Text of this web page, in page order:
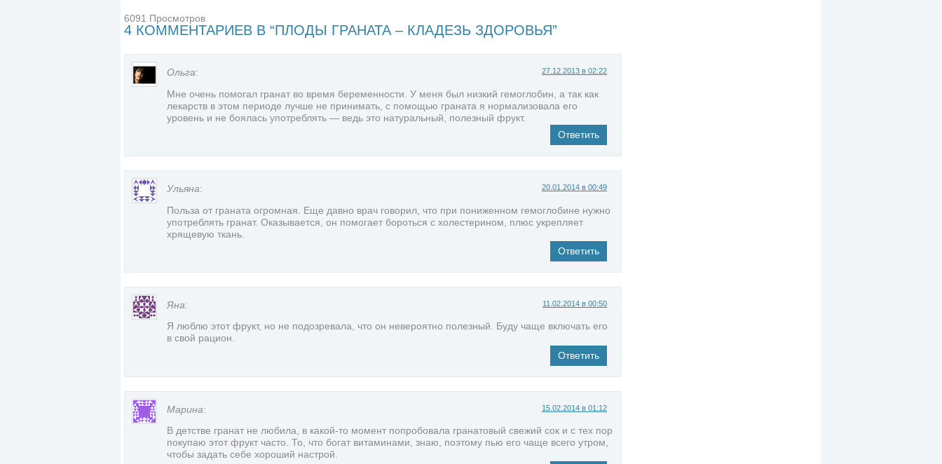
6091 Просмотров
4 КОММЕНТАРИЕВ В “ПЛОДЫ ГРАНАТА – КЛАДЕЗЬ ЗДОРОВЬЯ”
Ольга: 27.12.2013 в 02:22
Мне очень помогал гранат во время беременности. У меня был низкий гемоглобин, а так как
лекарств в этом периоде лучше не принимать, с помощью граната я нормализовала его
уровень и не боялась употреблять — ведь это натуральный, полезный фрукт.
Ответить
Ульяна: 20.01.2014 в 00:49
Польза от граната огромная. Еще давно врач говорил, что при пониженном гемоглобине нужно
употреблять гранат. Оказывается, он помогает бороться с холестерином, плюс укрепляет
хрящевую ткань.
Ответить
Яна: 11.02.2014 в 00:50
Я люблю этот фрукт, но не подозревала, что он невероятно полезный. Буду чаще включать его
в свой рацион.
Ответить
Марина: 15.02.2014 в 01:12
В детстве гранат не любила, в какой-то момент попробовала гранатовый свежий сок и с тех пор
покупаю этот фрукт часто. То, что богат витаминами, знаю, поэтому пью его чаще всего утром,
чтобы задать себе хороший настрой.